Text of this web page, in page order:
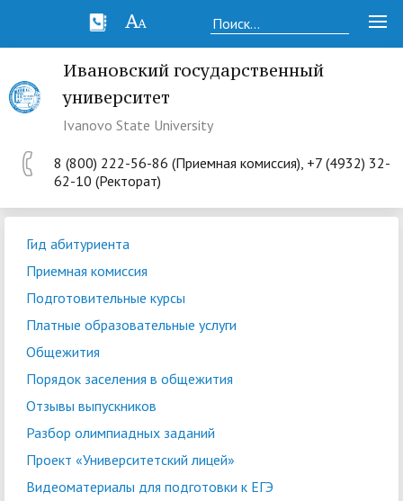
Ивановский государственный
университет
Ivanovo State University
8 (800) 222-56-86 (Приемная комиссия), +7 (4932) 32-
62-10 (Ректорат)
Гид абитуриента
Приемная комиссия
Подготовительные курсы
Платные образовательные услуги
Общежития
Порядок заселения в общежития
Отзывы выпускников
Разбор олимпиадных заданий
Проект «Университетский лицей»
Видеоматериалы для подготовки к ЕГЭ